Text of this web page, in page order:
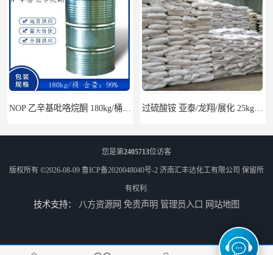
您是第2405713位访客
版权所有 ©2026-08-09 鲁ICP备2020048040号-2 济南汇丰达化工有限公司 保留所
有权利.
技术支持： 八方资源网 免责声明 管理员入口 网站地图